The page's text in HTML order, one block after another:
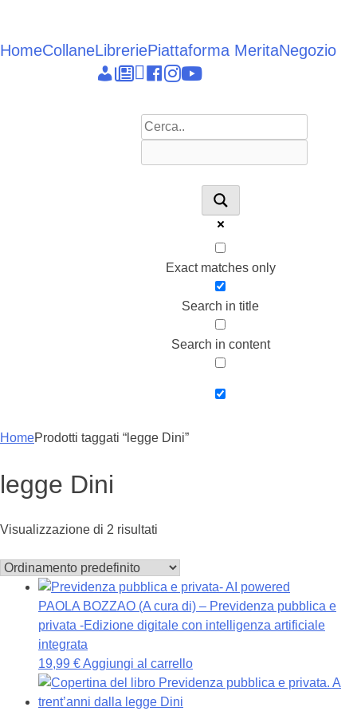
contenuto
HomeCollaneLibreriePiattaforma MeritaNegozio
Epieikeia
Dettagli
News
Linkedin
facebook
instagram
youtube
Exact matches only
Search in title
Search in content
HomeProdotti taggati “legge Dini”
legge Dini
Visualizzazione di 2 risultati
PAOLA BOZZAO (A cura di) – Previdenza pubblica e
privata -Edizione digitale con intelligenza artificiale
integrata
19,99 €Aggiungi al carrello